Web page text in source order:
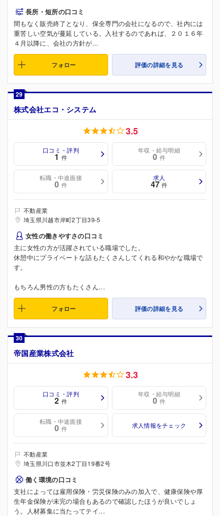
長所・短所の口コミ
間もなく販売終了となり、保全専門の会社になるので、社内には
重苦しい空気が蔓延している。入社するのであれば、２０１６年
４月以降に、会社の方針が...
フォロー 評価の詳細を見る
29
株式会社エコ・システム
3.5
口コミ・評判
1 件
年収・給与明細
0 件
転職・中途面接
0 件
求人
47 件
不動産業
埼玉県川越市岸町2丁目39-5
女性の働きやすさの口コミ
主に女性の方が活躍されている職場でした。
休憩中にプライベートな話もたくさんしてくれる和やかな職場で
す。
もちろん男性の方もたくさん...
フォロー 評価の詳細を見る
30
帝国産業株式会社
3.3
口コミ・評判
2 件
年収・給与明細
0 件
転職・中途面接
0 件 求人情報をチェック
不動産業
埼玉県川口市並木2丁目19番2号
働く環境の口コミ
支社によっては雇用保険・労災保険のみの加入で、健康保険や厚
生年金保険が未完の場合もあるので確認したほうが良いでしょ
う。人材募集に当たってテイ...